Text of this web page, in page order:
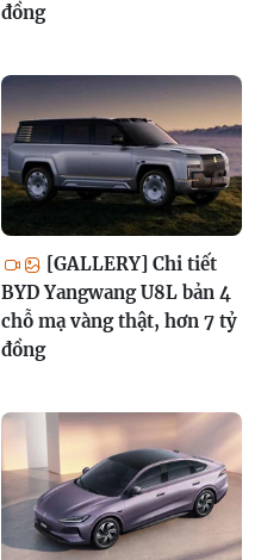
đồng
[GALLERY] Chi tiết
BYD Yangwang U8L bản 4
chỗ mạ vàng thật, hơn 7 tỷ
đồng